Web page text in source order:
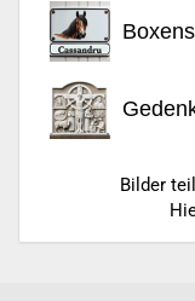
Bilder